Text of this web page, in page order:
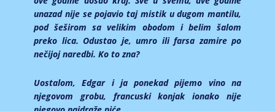
unazad nije se pojavio taj mistik u dugom mantilu,
pod šeširom sa velikim obodom i belim šalom
preko lica. Odustao je, umro ili farsa zamire po
nečijoj naredbi. Ko to zna?
Uostalom, Edgar i ja ponekad pijemo vino na
njegovom grobu, francuski konjak ionako nije